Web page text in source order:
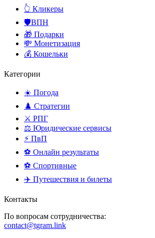
👆 Кликеры
🛡️ВПН
🎁 Подарки
💸 Монетизация
💰 Кошельки
Категории
☀️ Погода
♟️ Стратегии
⚔️ РПГ
⚖️ Юридические сервисы
⚡ ПвП
⚽ Онлайн результаты
⚽ Спортивные
✈️ Путешествия и билеты
Контакты
По вопросам сотрудничества:
contact@tgram.link